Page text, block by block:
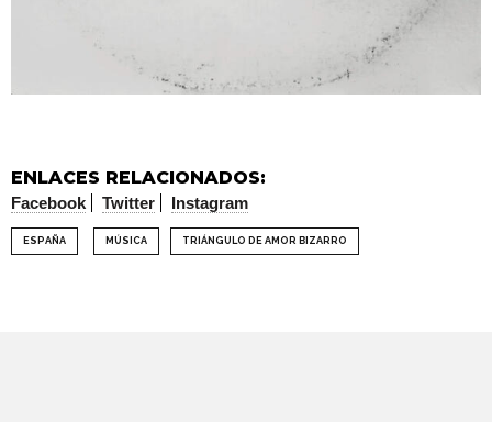
ENLACES RELACIONADOS:
Facebook Twitter Instagram
ESPAÑA MÚSICA TRIÁNGULO DE AMOR BIZARRO